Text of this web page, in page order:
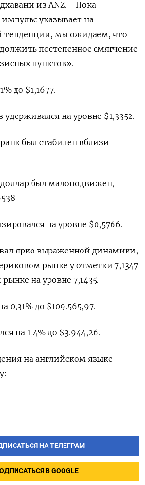
из ANZ. - Пока
указывает на
тенденции, мы ожидаем, что
постепенное смягчение
пунктов».
до $1,1677​.
удерживался на уровне $1,3352​.
был стабилен вблизи
был малоподвижен,
на уровне $0,5766​.
ярко выраженной динамики,
рынке у отметки 7,1347​
на уровне 7,1435.
0,31% до $109.565,97.
на 1,4% до $3.944,26.
на английском языке
НА ТЕЛЕГРАМ
В GOOGLE